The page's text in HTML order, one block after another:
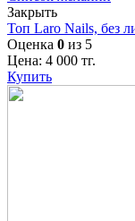
Закрыть
Топ Laro Nails, без
Оценка 0 из 5
Цена: 4 000 тг.
Купить